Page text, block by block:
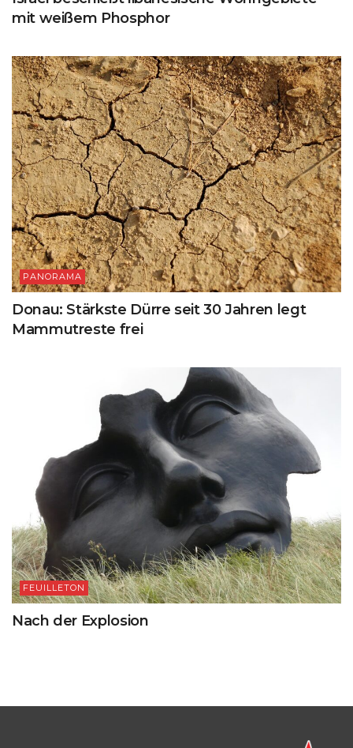
mit weißem Phosphor
PANORAMA
Donau: Stärkste Dürre seit 30 Jahren legt
Mammutreste frei
FEUILLETON
Nach der Explosion